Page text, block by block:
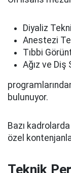
Diyaliz
Anestezi
Tıbbi
Ağız ve Diş
bulunuyor.
Bazı
özel
Teknik